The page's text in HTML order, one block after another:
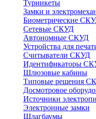
Турникеты
Замки и
Биометрические
Сетевые СКУД
Автономные СКУД
Устройства для
Считыватели СКУД
Идентификаторы
Шлюзовые кабины
Типовые решения
Досмотровое
Источники
Электронные замки
Шлагбаумы